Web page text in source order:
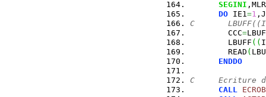
SEGINI
DO IE1 =1
C
        CCC
=
        LBUFF
( (
        READ
(
ENDDO
C     Ecriture
CALL